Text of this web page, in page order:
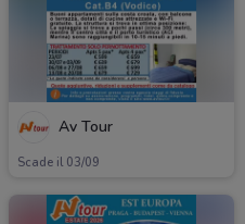
Av Tour
Scade il 03/09